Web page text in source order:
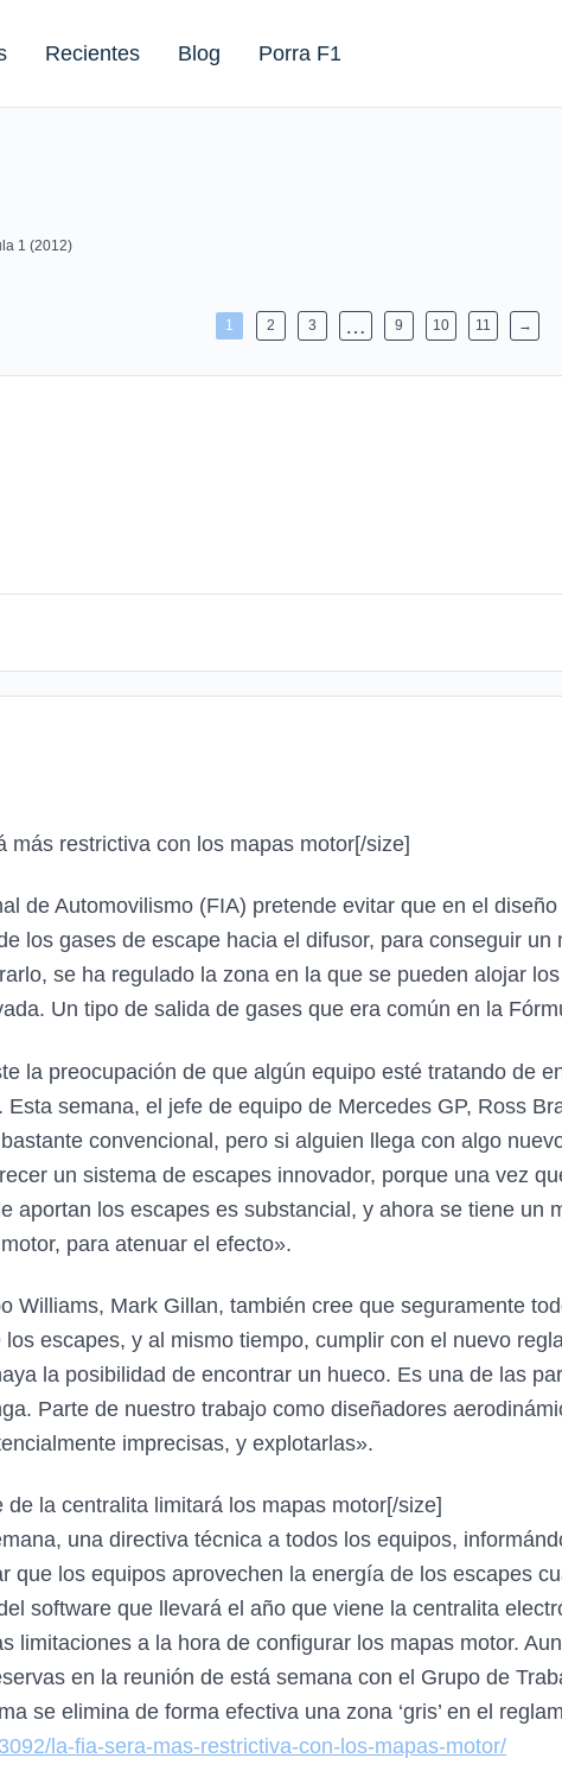
Recientes Blog Porra F1
1 (2012)
1 2 3 … 9 10 11 →
más restrictiva con los mapas motor[/size]
de Automovilismo (FIA) pretende evitar que en el
los gases de escape hacia el difusor, para conseguir
se ha regulado la zona en la que se pueden alojar
Un tipo de salida de gases que era común en la
la preocupación de que algún equipo esté tratando de
semana, el jefe de equipo de Mercedes GP, Ross
convencional, pero si alguien llega con algo
un sistema de escapes innovador, porque una vez
aportan los escapes es substancial, y ahora se tiene un
para atenuar el efecto».
Williams, Mark Gillan, también cree que seguramente
escapes, y al mismo tiempo, cumplir con el nuevo
la posibilidad de encontrar un hueco. Es una de las
Parte de nuestro trabajo como diseñadores
imprecisas, y explotarlas».
de la centralita limitará los mapas motor[/size]
una directiva técnica a todos los equipos,
que los equipos aprovechen la energía de los escapes
software que llevará el año que viene la centralita
limitaciones a la hora de configurar los mapas motor.
en la reunión de está semana con el Grupo de
se elimina de forma efectiva una zona ‘gris’ en el
la-fia-sera-mas-restrictiva-con-los-mapas-motor/